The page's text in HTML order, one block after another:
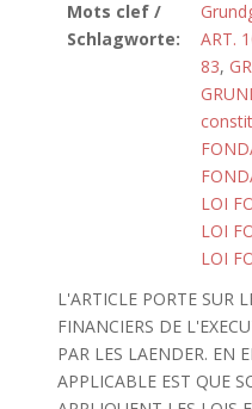
Mots clef /
Schlagworte:
ART.
83,
LOI
LOI
LOI
L'ARTICLE PORTE SUR
FINANCIERS DE
PAR LES LAENDER. EN
APPLICABLE EST QUE